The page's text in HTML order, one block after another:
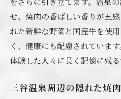
焼肉の魅力を最大限に引
スポット
蒲郡市の焼肉店が提
焼肉を味わうための
せ、焼肉の香ばしい香りが五
れた新鮮な野菜と国産牛を使
く、健康にも配慮されていま
体験した人々に長く記憶に残る
三谷温泉周辺の隠れた焼